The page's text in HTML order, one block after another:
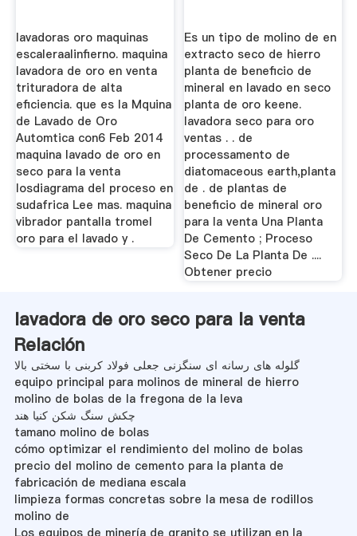
lavadoras oro maquinas
escaleraalinfierno. maquina
lavadora de oro en venta
trituradora de alta
eficiencia. que es la Mquina
de Lavado de Oro
Automtica con6 Feb 2014
maquina lavado de oro en
seco para la venta
losdiagrama del proceso en
sudafrica Lee mas. maquina
vibrador pantalla tromel
oro para el lavado y .
Es un tipo de molino de en
extracto seco de hierro
planta de beneficio de
mineral en lavado en seco
planta de oro keene.
lavadora seco para oro
ventas . . de
processamento de
diatomaceous earth,planta
de . de plantas de
beneficio de mineral oro
para la venta Una Planta
De Cemento ; Proceso
Seco De La Planta De ....
Obtener precio
lavadora de oro seco para la venta
Relación
گلوله های رسانه ای سنگزنی جعلی فولاد کربنی با سختی بالا
equipo principal para molinos de mineral de hierro
molino de bolas de la fregona de la leva
چکش سنگ شکن کنیا هند
tamano molino de bolas
cómo optimizar el rendimiento del molino de bolas
precio del molino de cemento para la planta de
fabricación de mediana escala
limpieza formas concretas sobre la mesa de rodillos
molino de
Los equipos de minería de granito se utilizan en la